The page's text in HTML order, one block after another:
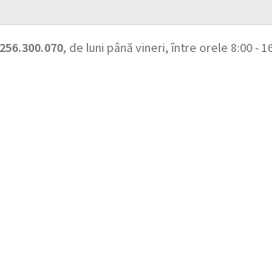
, de luni până vineri, între orele 8:00 -